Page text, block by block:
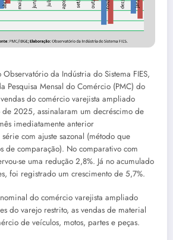
da Indústria do Sistema FIES,
Pesquisa Mensal do Comércio (PMC) do
do comércio varejista ampliado
2025, assinalaram um decréscimo de
imediatamente anterior
com ajuste sazonal (método que
de comparação). No comparativo com
se uma redução 2,8%. Já no acumulado
foi registrado um crescimento de 5,7%.
do comércio varejista ampliado
do varejo restrito, as vendas de material
de veículos, motos, partes e peças.